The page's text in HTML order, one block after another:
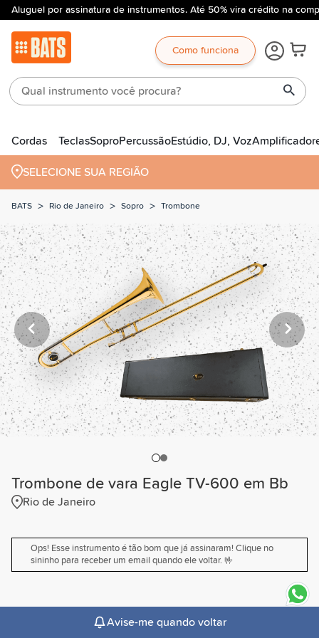
Aluguel por assinatura de instrumentos. Até 50% vira crédito na
Como funciona
Cordas TeclasSoproPercussãoEstúdio, DJ, Voz
SELECIONE SUA REGIÃO
BATS > Rio de Janeiro > Sopro > Trombone
Trombone de vara Eagle TV-600 em Bb
Rio de Janeiro
Ops! Esse instrumento é tão bom que já assinaram! Clique no
sininho para receber um email quando ele voltar. 🤟
Avise-me quando voltar